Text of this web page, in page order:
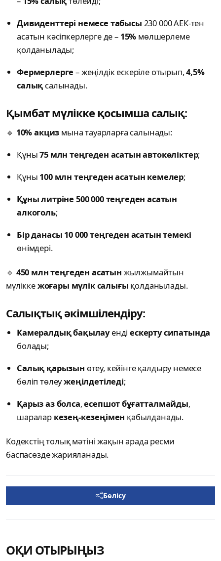
Дивиденттері немесе табысы 230 000 АЕК-тен
асатын кәсіпкерлерге де – 15% мөлшерлеме
қолданылады;
Фермерлерге – жеңілдік ескеріле отырып,4,5%
салық салынады.
Қымбат мүлікке қосымша салық:
🔹 10% акциз мына тауарларға салынады:
Құны75 млн теңгеден асатын автокөліктер;
Құны 100 млн теңгеден асатын кемелер;
Құны литріне 500 000 теңгеден асатын
алкоголь;
Бір данасы 10 000 теңгеден асатын темекі
өнімдері.
🔹 450 млн теңгеден асатын жылжымайтын
мүліккежоғары мүлік салығы қолданылады.
Салықтық әкімшілендіру:
Камералдық бақылауендіескерту сипатында
болады;
Салық қарызын өтеу, кейінге қалдыру немесе
бөліп төлеужеңілдетіледі;
Қарыз аз болса,есепшот бұғатталмайды,
шаралар кезең-кезеңімен қабылданады.
Кодекстің толық мәтіні жақын арада ресми
баспасөзде жарияланады.
Бөлісу
ОҚИ ОТЫРЫҢЫЗ